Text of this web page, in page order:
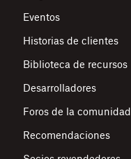
Eventos
Historias de clientes
Biblioteca de recursos
Desarrolladores
Foros de la comunidad
Recomendaciones